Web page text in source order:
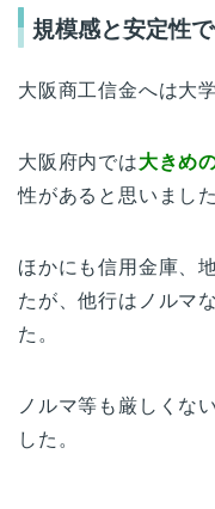
規模感と安定性
大阪商工信金へは大
大阪府内では大きめ
性があると思いました
ほかにも信用金庫、
たが、他行はノルマ
た。
ノルマ等も厳しくな
した。